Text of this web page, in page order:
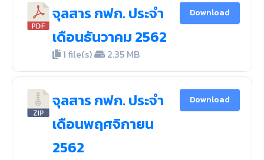
จุลสาร กฟก. ประจำ
เดือนธันวาคม 2562
1 file(s) 2.35 MB
Download
จุลสาร กฟก. ประจำ
เดือนพฤศจิกายน
2562
Download